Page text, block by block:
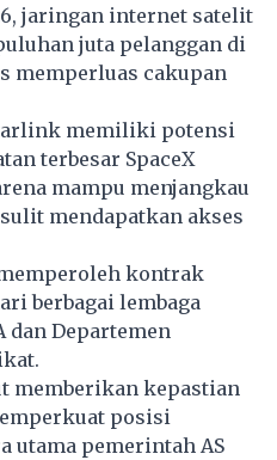
jaringan internet satelit
juta pelanggan di
memperluas cakupan
memiliki potensi
terbesar SpaceX
mampu menjangkau
mendapatkan akses
kontrak
berbagai lembaga
dan Departemen
memberikan kepastian
posisi
utama pemerintah AS